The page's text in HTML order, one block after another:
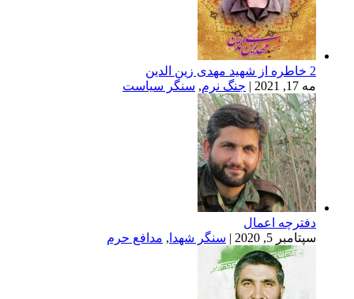
|جنگ نرم,سنگر سیاست
اعمال
|سنگر شهدا , مدافع حرم